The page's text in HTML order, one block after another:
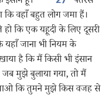
वहाँ बहुत लोग जमा हैं।
कि एक यहूदी के लिए दूसरी
जाना भी नियम के
है कि मैं किसी भी इंसान
मुझे बुलाया गया, तो मैं
कि तुमने मुझे किस वजह से